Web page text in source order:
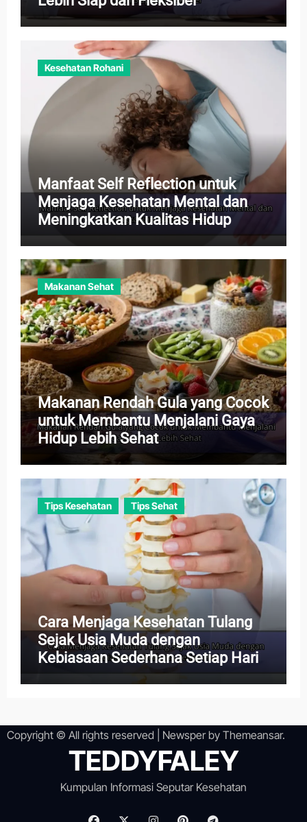
Kesehatan Rohani
Manfaat Self Reflection untuk
Menjaga Kesehatan Mental dan
Meningkatkan Kualitas Hidup
Makanan Sehat
Makanan Rendah Gula yang Cocok
untuk Membantu Menjalani Gaya
Hidup Lebih Sehat
Tips Kesehatan Tips Sehat
Cara Menjaga Kesehatan Tulang
Sejak Usia Muda dengan
Kebiasaan Sederhana Setiap Hari
Copyright © All rights reserved Newsperby Themeansar.
TEDDYFALEY
Kumpulan Informasi Seputar Kesehatan